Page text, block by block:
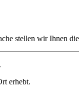
stellen wir Ihnen
erhebt.